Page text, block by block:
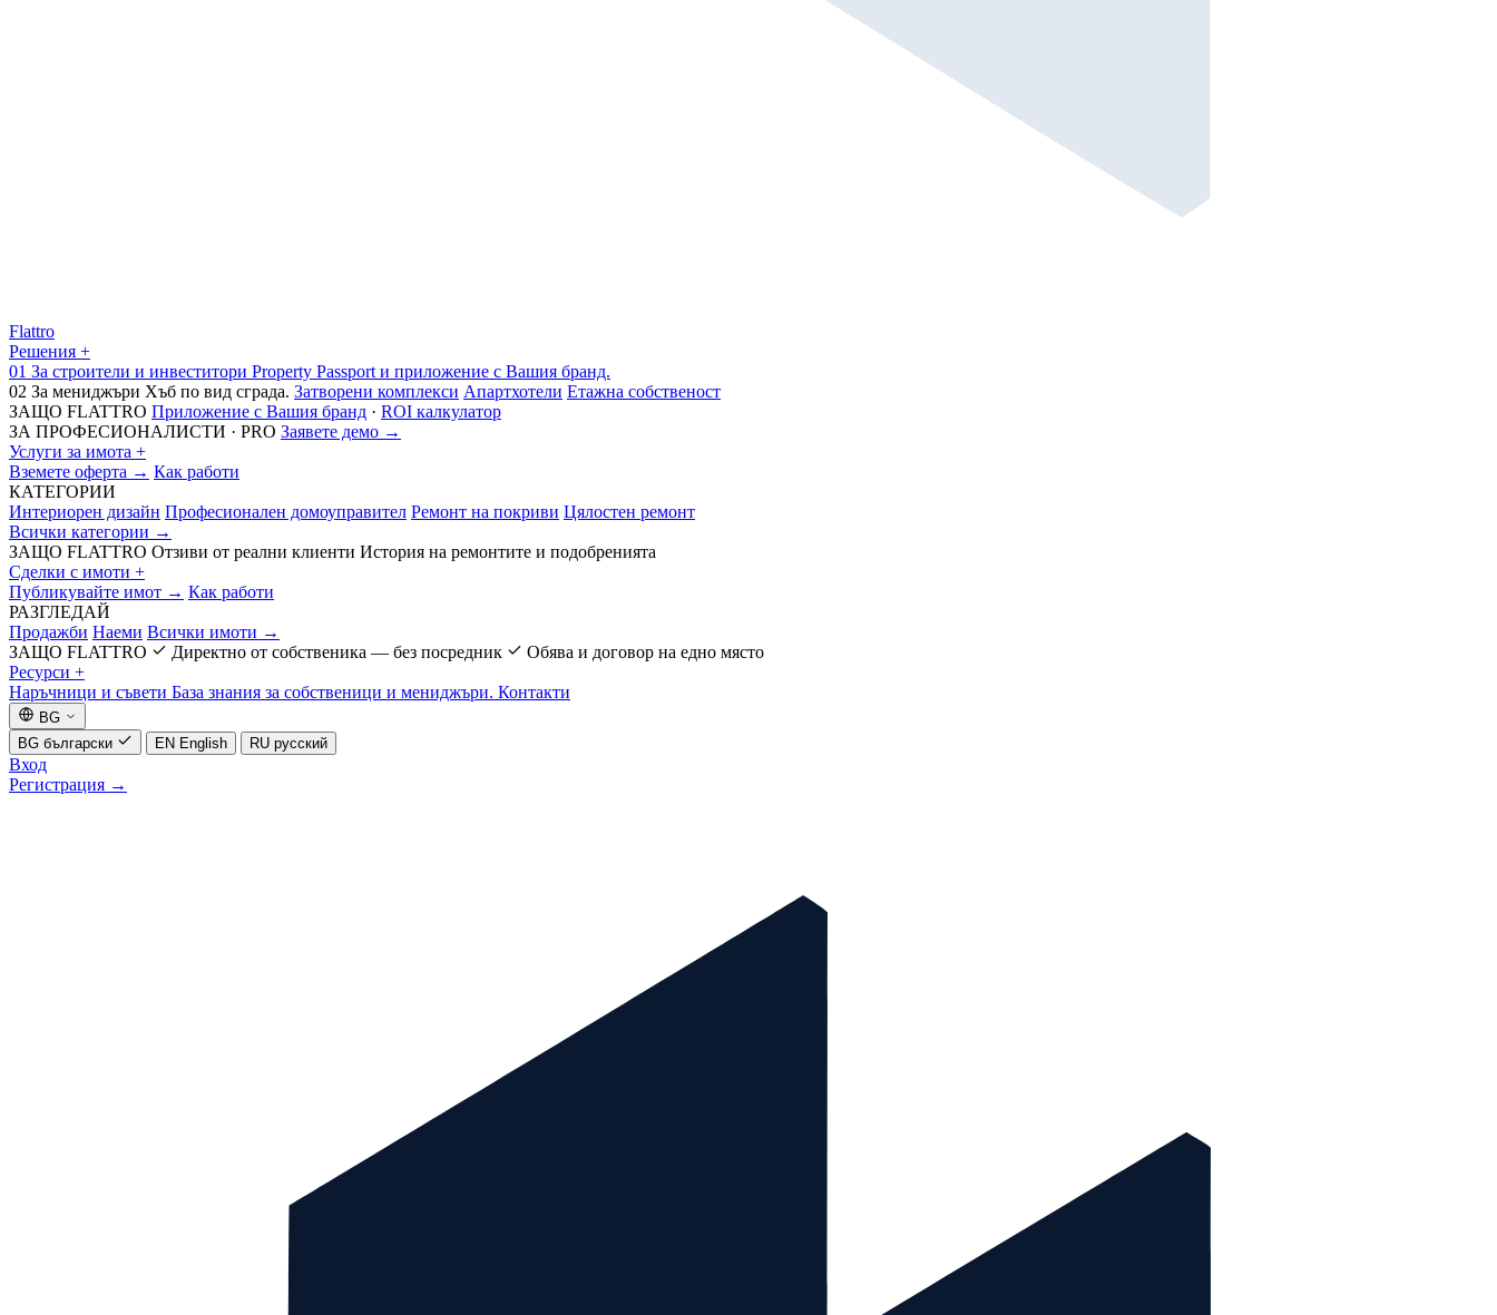
Flattro
Решения +
01 За строители и инвеститори Property Passport и приложение с Вашия бранд.
02 За мениджъри Хъб по вид сграда. Затворени комплекси Апартхотели Етажна собственост
ЗАЩО FLATTRO Приложение с Вашия бранд · ROI калкулатор
ЗА ПРОФЕСИОНАЛИСТИ · PRO Заявете демо →
Услуги за имота +
Вземете оферта → Как работи
КАТЕГОРИИ
Интериорен дизайн Професионален домоуправител Ремонт на покриви Цялостен ремонт
Всички категории →
ЗАЩО FLATTRO Отзиви от реални клиенти История на ремонтите и подобренията
Сделки с имоти +
Публикувайте имот → Как работи
РАЗГЛЕДАЙ
Продажби Наеми Всички имоти →
ЗАЩО FLATTRO
Директно от собственика — без посредник
Обява и договор на едно място
Ресурси +
Наръчници и съвети База знания за собственици и мениджъри. Контакти
BG
BG български EN English RU русский
Вход
Регистрация →